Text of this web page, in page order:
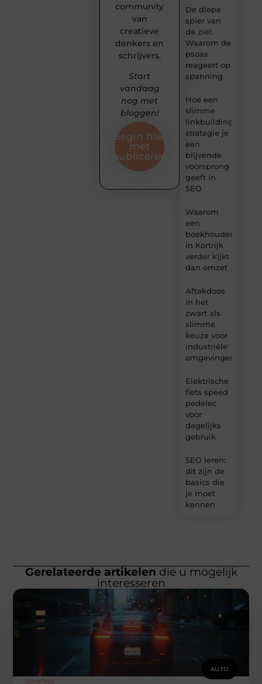
De diepe
spier van
de ziel:
Waarom de
psoas
reageert op
spanning
Hoe een
slimme
linkbuilding
strategie je
een
blijvende
voorsprong
geeft in
SEO
Waarom
een
boekhouder
in Kortrijk
verder kijkt
dan omzet
Aftakdoos
in het
zwart als
slimme
keuze voor
industriële
omgevingen
Elektrische
fiets speed
pedelec
voor
dagelijks
gebruik
SEO leren:
dit zijn de
basics die
je moet
kennen
community
van
creatieve
denkers en
schrijvers.
Start
vandaag
nog met
bloggen!
Begin hier
met
publiceren
Gerelateerde artikelen die u mogelijk
interesseren
AUTO
Bonefast